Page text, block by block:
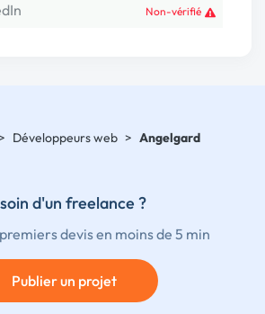
Non-vérifié
Développeurs web > Angelgard
d'un freelance ?
devis en moins de 5 min
Publier un projet